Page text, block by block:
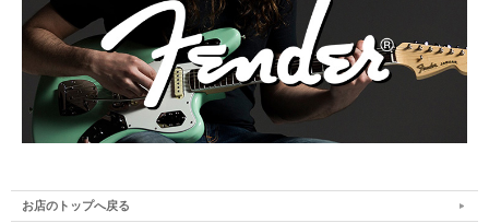
お店のトップへ戻る